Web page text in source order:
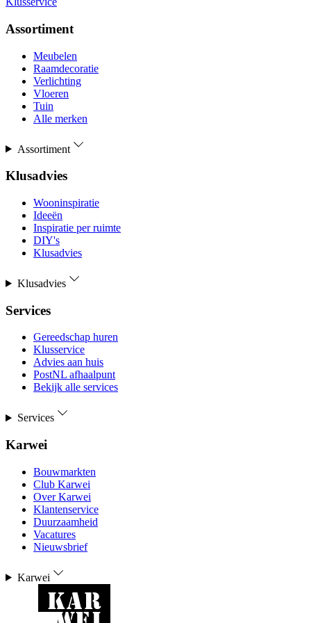
Assortiment
Meubelen
Raamdecoratie
Verlichting
Vloeren
Tuin
Alle merken
Assortiment
Klusadvies
Wooninspiratie
Ideeën
Inspiratie per ruimte
DIY's
Klusadvies
Klusadvies
Services
Gereedschap huren
Klusservice
Advies aan huis
PostNL afhaalpunt
Bekijk alle services
Services
Karwei
Bouwmarkten
Club Karwei
Over Karwei
Klantenservice
Duurzaamheid
Vacatures
Nieuwsbrief
Karwei